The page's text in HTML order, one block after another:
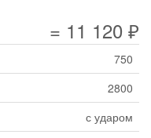
= 11 120 ₽
750
2800
с ударом